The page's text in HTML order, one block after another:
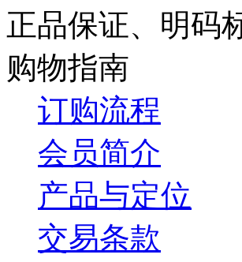
正品保证、明码
购物指南
订购流程
会员简介
产品与定位
交易条款